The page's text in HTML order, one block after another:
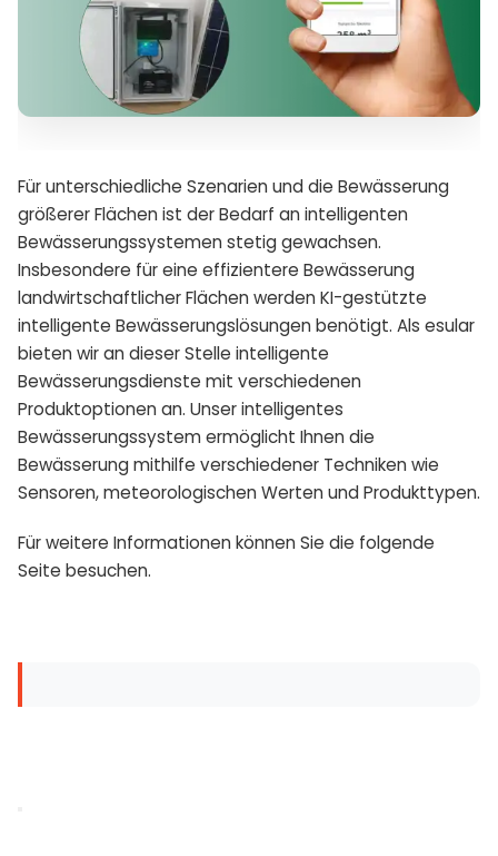
Für unterschiedliche Szenarien und die Bewässerung
größerer Flächen ist der Bedarf an intelligenten
Bewässerungssystemen stetig gewachsen.
Insbesondere für eine effizientere Bewässerung
landwirtschaftlicher Flächen werden KI-gestützte
intelligente Bewässerungslösungen benötigt. Als esular
bieten wir an dieser Stelle intelligente
Bewässerungsdienste mit verschiedenen
Produktoptionen an. Unser intelligentes
Bewässerungssystem ermöglicht Ihnen die
Bewässerung mithilfe verschiedener Techniken wie
Sensoren, meteorologischen Werten und Produkttypen.
Für weitere Informationen können Sie die folgende
Seite besuchen.